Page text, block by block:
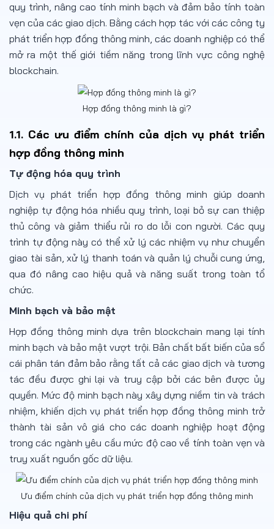
quy trình, nâng cao tính minh bạch và đảm bảo tính toàn
vẹn của các giao dịch. Bằng cách hợp tác với các công ty
phát triển hợp đồng thông minh, các doanh nghiệp có thể
mở ra một thế giới tiềm năng trong lĩnh vực công nghệ
blockchain.
Hợp đồng thông minh là gì?
1.1. Các ưu điểm chính của dịch vụ phát triển
hợp đồng thông minh
Tự động hóa quy trình
Dịch vụ phát triển hợp đồng thông minh giúp doanh
nghiệp tự động hóa nhiều quy trình, loại bỏ sự can thiệp
thủ công và giảm thiểu rủi ro do lỗi con người. Các quy
trình tự động này có thể xử lý các nhiệm vụ như chuyển
giao tài sản, xử lý thanh toán và quản lý chuỗi cung ứng,
qua đó nâng cao hiệu quả và năng suất trong toàn tổ
chức.
Minh bạch và bảo mật
Hợp đồng thông minh dựa trên blockchain mang lại tính
minh bạch và bảo mật vượt trội. Bản chất bất biến của sổ
cái phân tán đảm bảo rằng tất cả các giao dịch và tương
tác đều được ghi lại và truy cập bởi các bên được ủy
quyền. Mức độ minh bạch này xây dựng niềm tin và trách
nhiệm, khiến dịch vụ phát triển hợp đồng thông minh trở
thành tài sản vô giá cho các doanh nghiệp hoạt động
trong các ngành yêu cầu mức độ cao về tính toàn vẹn và
truy xuất nguồn gốc dữ liệu.
Ưu điểm chính của dịch vụ phát triển hợp đồng thông minh
Hiệu quả chi phí